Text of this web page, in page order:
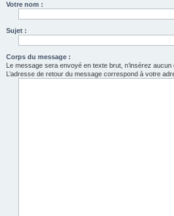
Votre nom :
Sujet :
Corps du message :
Le message sera envoyé en texte brut, n’insérez aucun
L’adresse de retour du message correspond à votre